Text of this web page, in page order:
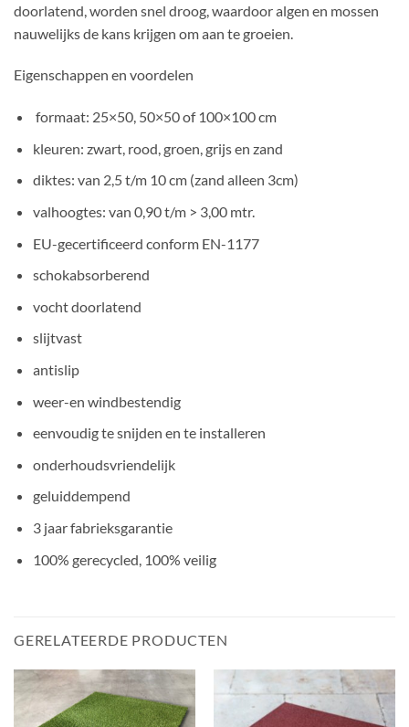
doorlatend, worden snel droog, waardoor algen en mossen
nauwelijks de kans krijgen om aan te groeien.
Eigenschappen en voordelen
formaat: 25×50, 50×50 of 100×100 cm
kleuren: zwart, rood, groen, grijs en zand
diktes: van 2,5 t/m 10 cm (zand alleen 3cm)
valhoogtes: van 0,90 t/m > 3,00 mtr.
EU-gecertificeerd conform EN-1177
schokabsorberend
vocht doorlatend
slijtvast
antislip
weer-en windbestendig
eenvoudig te snijden en te installeren
onderhoudsvriendelijk
geluiddempend
3 jaar fabrieksgarantie
100% gerecycled, 100% veilig
GERELATEERDE PRODUCTEN